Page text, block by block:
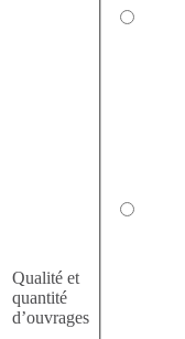
Qualité et
quantité
d’ouvrages